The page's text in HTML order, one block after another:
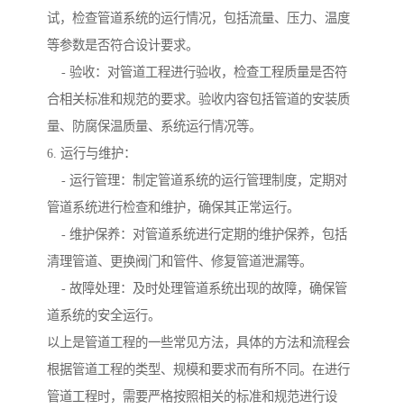
试，检查管道系统的运行情况，包括流量、压力、温度
等参数是否符合设计要求。
- 验收：对管道工程进行验收，检查工程质量是否符
合相关标准和规范的要求。验收内容包括管道的安装质
量、防腐保温质量、系统运行情况等。
6. 运行与维护：
- 运行管理：制定管道系统的运行管理制度，定期对
管道系统进行检查和维护，确保其正常运行。
- 维护保养：对管道系统进行定期的维护保养，包括
清理管道、更换阀门和管件、修复管道泄漏等。
- 故障处理：及时处理管道系统出现的故障，确保管
道系统的安全运行。
以上是管道工程的一些常见方法，具体的方法和流程会
根据管道工程的类型、规模和要求而有所不同。在进行
管道工程时，需要严格按照相关的标准和规范进行设